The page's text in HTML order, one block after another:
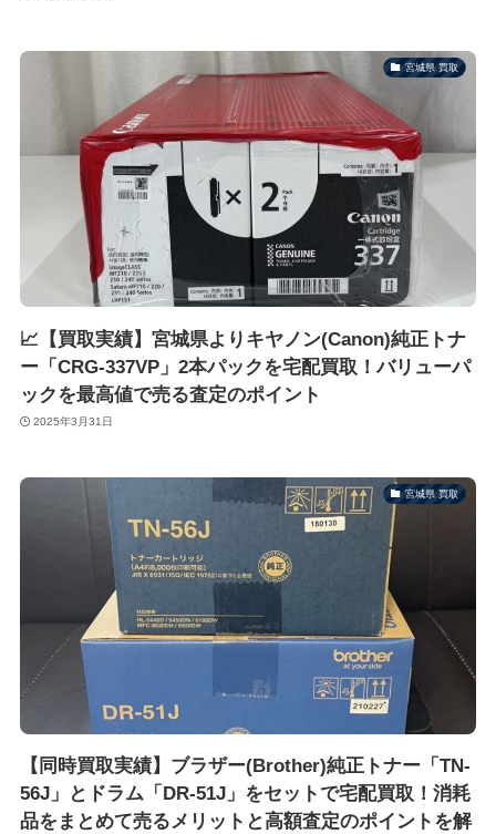
宮城県 買取
📈【買取実績】宮城県よりキヤノン(Canon)純正トナ
ー「CRG-337VP」2本パックを宅配買取！バリューパ
ックを最高値で売る査定のポイント
2025年3月31日
宮城県 買取
【同時買取実績】ブラザー(Brother)純正トナー「TN-
56J」とドラム「DR-51J」をセットで宅配買取！消耗
品をまとめて売るメリットと高額査定のポイントを解